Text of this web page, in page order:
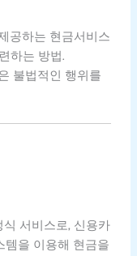
공하는 현금서비스
하는 방법.
불법적인 행위를
서비스로, 신용카
템을 이용해 현금을